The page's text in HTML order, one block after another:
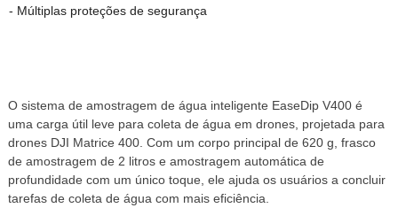
- Múltiplas proteções de segurança
O sistema de amostragem de água inteligente EaseDip V400 é
uma carga útil leve para coleta de água em drones, projetada para
drones DJI Matrice 400. Com um corpo principal de 620 g, frasco
de amostragem de 2 litros e amostragem automática de
profundidade com um único toque, ele ajuda os usuários a concluir
tarefas de coleta de água com mais eficiência.